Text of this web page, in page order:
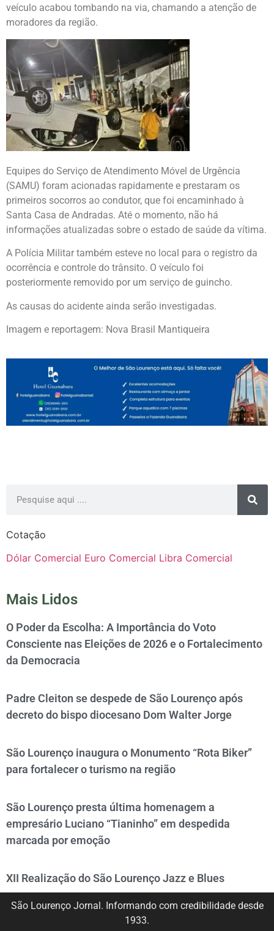
veículo acabou tombando na via, chamando a atenção de
moradores da região.
Equipes do Serviço de Atendimento Móvel de Urgência
(SAMU) foram acionadas rapidamente e prestaram os
primeiros socorros ao condutor, que foi encaminhado à
Santa Casa de Andradas. Até o momento, não há
informações atualizadas sobre o estado de saúde da vítima.
A Polícia Militar também esteve no local para o registro da
ocorrência e controle do trânsito. O veículo foi
posteriormente removido por um serviço de guincho.
As causas do acidente ainda serão investigadas.
Imagem e reportagem: Nova Brasil Mantiqueira
Cotação
Dólar Comercial Euro Comercial Libra Comercial
Mais Lidos
O Poder da Escolha: A Importância do Voto
Consciente nas Eleições de 2026 e o Fortalecimento
da Democracia
Padre Cleiton se despede de São Lourenço após
decreto do bispo diocesano Dom Walter Jorge
São Lourenço inaugura o Monumento “Rota Biker”
para fortalecer o turismo na região
São Lourenço presta última homenagem a
empresário Luciano “Tianinho” em despedida
marcada por emoção
XII Realização do São Lourenço Jazz e Blues
São Lourenço Jornal. Informando com credibilidade desde
1933.